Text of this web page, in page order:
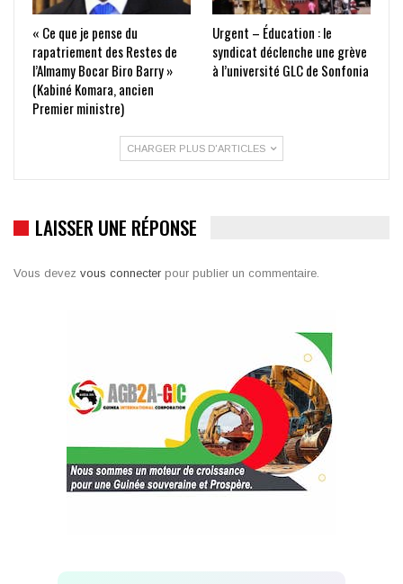
« Ce que je pense du
rapatriement des Restes de
l’Almamy Bocar Biro Barry »
(Kabiné Komara, ancien
Premier ministre)
Urgent – Éducation : le
syndicat déclenche une grève
à l’université GLC de Sonfonia
CHARGER PLUS D'ARTICLES
LAISSER UNE RÉPONSE
Vous devez vous connecter pour publier un commentaire.